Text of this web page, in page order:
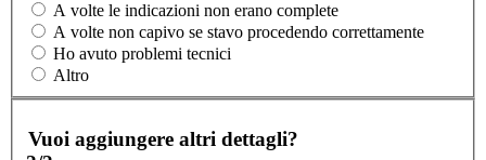
A volte le indicazioni non erano complete
A volte non capivo se stavo procedendo correttamente
Ho avuto problemi tecnici
Altro
Vuoi aggiungere altri dettagli?